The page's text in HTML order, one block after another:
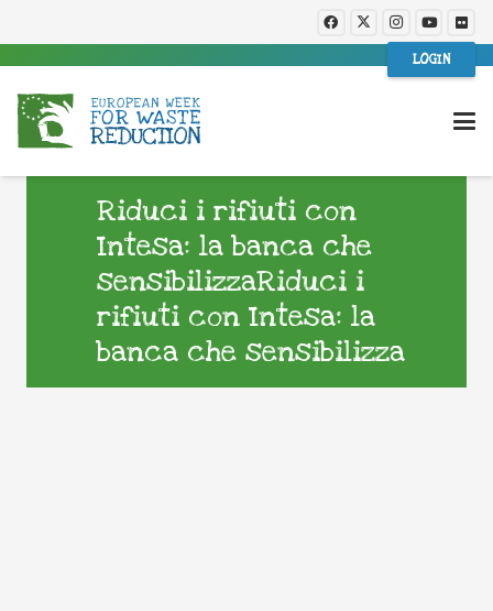
LOGIN
Riduci i rifiuti con
Intesa: la banca che
sensibilizzaRiduci i
rifiuti con Intesa: la
banca che sensibilizza